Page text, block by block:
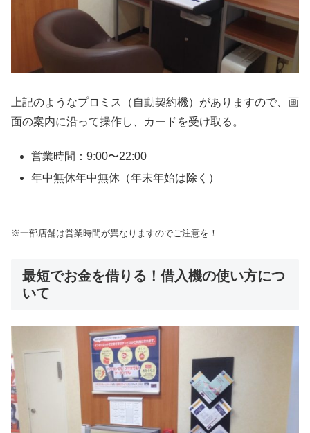
上記のようなプロミス（自動契約機）がありますので、画
面の案内に沿って操作し、カードを受け取る。
営業時間：9:00〜22:00
年中無休年中無休（年末年始は除く）
※一部店舗は営業時間が異なりますのでご注意を！
最短でお金を借りる！借入機の使い方につ
いて